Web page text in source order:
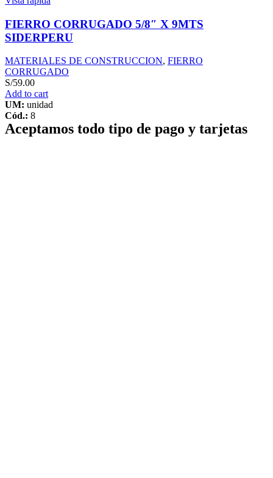
FIERRO CORRUGADO 5/8″ X 9MTS
SIDERPERU
MATERIALES DE CONSTRUCCION, FIERRO
CORRUGADO
S/59.00
Add to cart
UM: unidad
Cód.: 8
Aceptamos todo tipo de pago y tarjetas